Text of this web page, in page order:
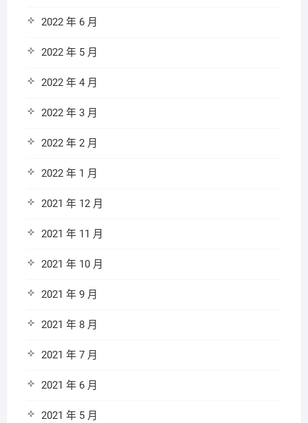
2022 年 6 月
2022 年 5 月
2022 年 4 月
2022 年 3 月
2022 年 2 月
2022 年 1 月
2021 年 12 月
2021 年 11 月
2021 年 10 月
2021 年 9 月
2021 年 8 月
2021 年 7 月
2021 年 6 月
2021 年 5 月